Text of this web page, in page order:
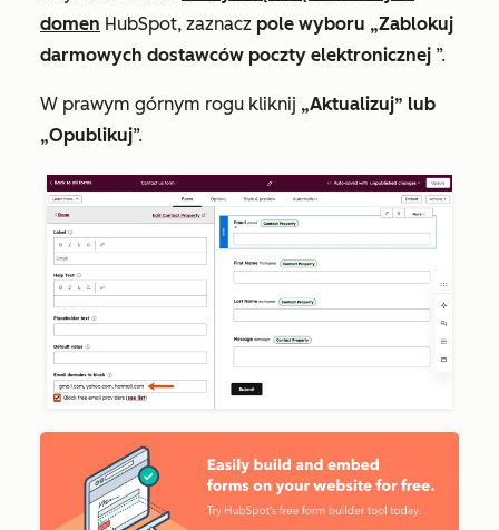
domen HubSpot, zaznacz pole wyboru „Zablokuj
darmowych dostawców poczty elektronicznej ”.
W prawym górnym rogu kliknij „Aktualizuj” lub
„Opublikuj”.